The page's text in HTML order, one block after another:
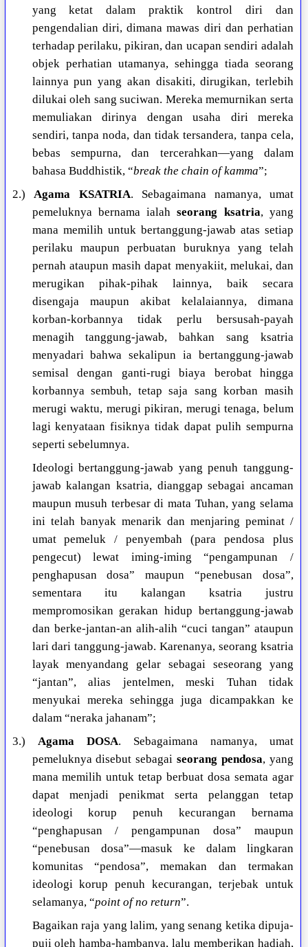
yang ketat dalam praktik kontrol diri dan
pengendalian diri, dimana mawas diri dan perhatian
terhadap perilaku, pikiran, dan ucapan sendiri adalah
objek perhatian utamanya, sehingga tiada seorang
lainnya pun yang akan disakiti, dirugikan, terlebih
dilukai oleh sang suciwan. Mereka memurnikan serta
memuliakan dirinya dengan usaha diri mereka
sendiri, tanpa noda, dan tidak tersandera, tanpa cela,
bebas sempurna, dan tercerahkan—yang dalam
bahasa Buddhistik, “break the chain of kamma”;
2.)Agama KSATRIA. Sebagaimana namanya, umat
pemeluknya bernama ialahseorang ksatria, yang
mana memilih untuk bertanggung-jawab atas setiap
perilaku maupun perbuatan buruknya yang telah
pernah ataupun masih dapat menyakiit, melukai, dan
merugikan pihak-pihak lainnya, baik secara
disengaja maupun akibat kelalaiannya, dimana
korban-korbannya tidak perlu bersusah-payah
menagih tanggung-jawab, bahkan sang ksatria
menyadari bahwa sekalipun ia bertanggung-jawab
semisal dengan ganti-rugi biaya berobat hingga
korbannya sembuh, tetap saja sang korban masih
merugi waktu, merugi pikiran, merugi tenaga, belum
lagi kenyataan fisiknya tidak dapat pulih sempurna
seperti sebelumnya.
Ideologi bertanggung-jawab yang penuh tanggung-
jawab kalangan ksatria, dianggap sebagai ancaman
maupun musuh terbesar di mata Tuhan, yang selama
ini telah banyak menarik dan menjaring peminat /
umat pemeluk / penyembah (para pendosa plus
pengecut) lewat iming-iming “pengampunan /
penghapusan dosa” maupun “penebusan dosa”,
sementara itu kalangan ksatria justru
mempromosikan gerakan hidup bertanggung-jawab
dan berke-jantan-an alih-alih “cuci tangan” ataupun
lari dari tanggung-jawab. Karenanya, seorang ksatria
layak menyandang gelar sebagai seseorang yang
“jantan”, alias jentelmen, meski Tuhan tidak
menyukai mereka sehingga juga dicampakkan ke
dalam “neraka jahanam”;
3.)Agama DOSA. Sebagaimana namanya, umat
pemeluknya disebut sebagaiseorang pendosa, yang
mana memilih untuk tetap berbuat dosa semata agar
dapat menjadi penikmat serta pelanggan tetap
ideologi korup penuh kecurangan bernama
“penghapusan / pengampunan dosa” maupun
“penebusan dosa”—masuk ke dalam lingkaran
komunitas “pendosa”, memakan dan termakan
ideologi korup penuh kecurangan, terjebak untuk
selamanya, “point of no return”.
Bagaikan raja yang lalim, yang senang ketika dipuja-
puji oleh hamba-hambanya, lalu memberikan hadiah,